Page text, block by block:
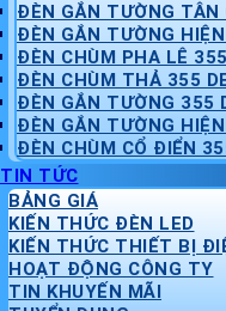
ĐÈN GẮN TƯỜNG TÂN
ĐÈN GẮN TƯỜNG
ĐÈN CHÙM PHA LÊ
ĐÈN CHÙM THẢ 355
ĐÈN GẮN TƯỜNG 355
ĐÈN GẮN TƯỜNG
ĐÈN CHÙM CỔ ĐIỂN
TIN TỨC
BẢNG GIÁ
KIẾN THỨC ĐÈN LED
KIẾN THỨC THIẾT BỊ
HOẠT ĐỘNG CÔNG TY
TIN KHUYẾN MÃI